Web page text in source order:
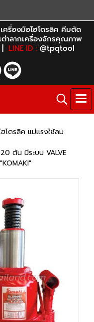
ครื่องมือไฮโดรลิค คีมตัด
าลากเครื่องจักรคุณภาพ
LINE ID :@tpqtool
โดรลิค แม่แรงใช้ลม
ตัน มีระบบ VALVE